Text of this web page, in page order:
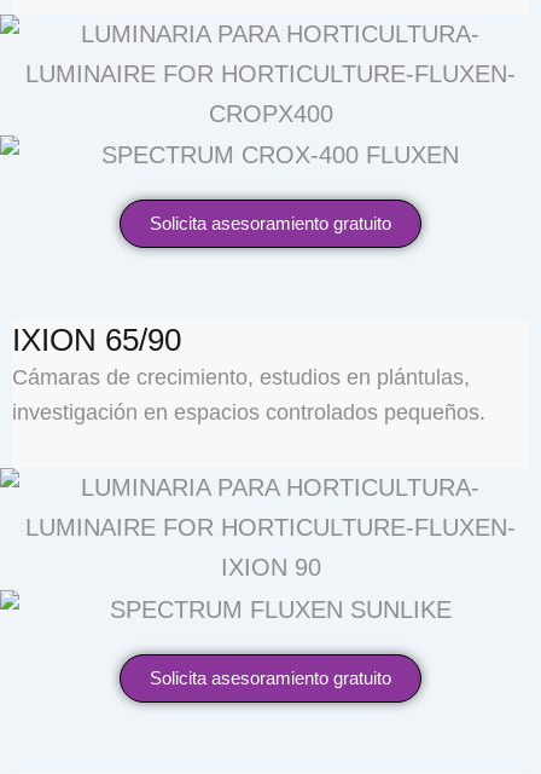
Solicita asesoramiento gratuito
IXION 65/90
Cámaras de crecimiento, estudios en plántulas,
investigación en espacios controlados pequeños.
Solicita asesoramiento gratuito